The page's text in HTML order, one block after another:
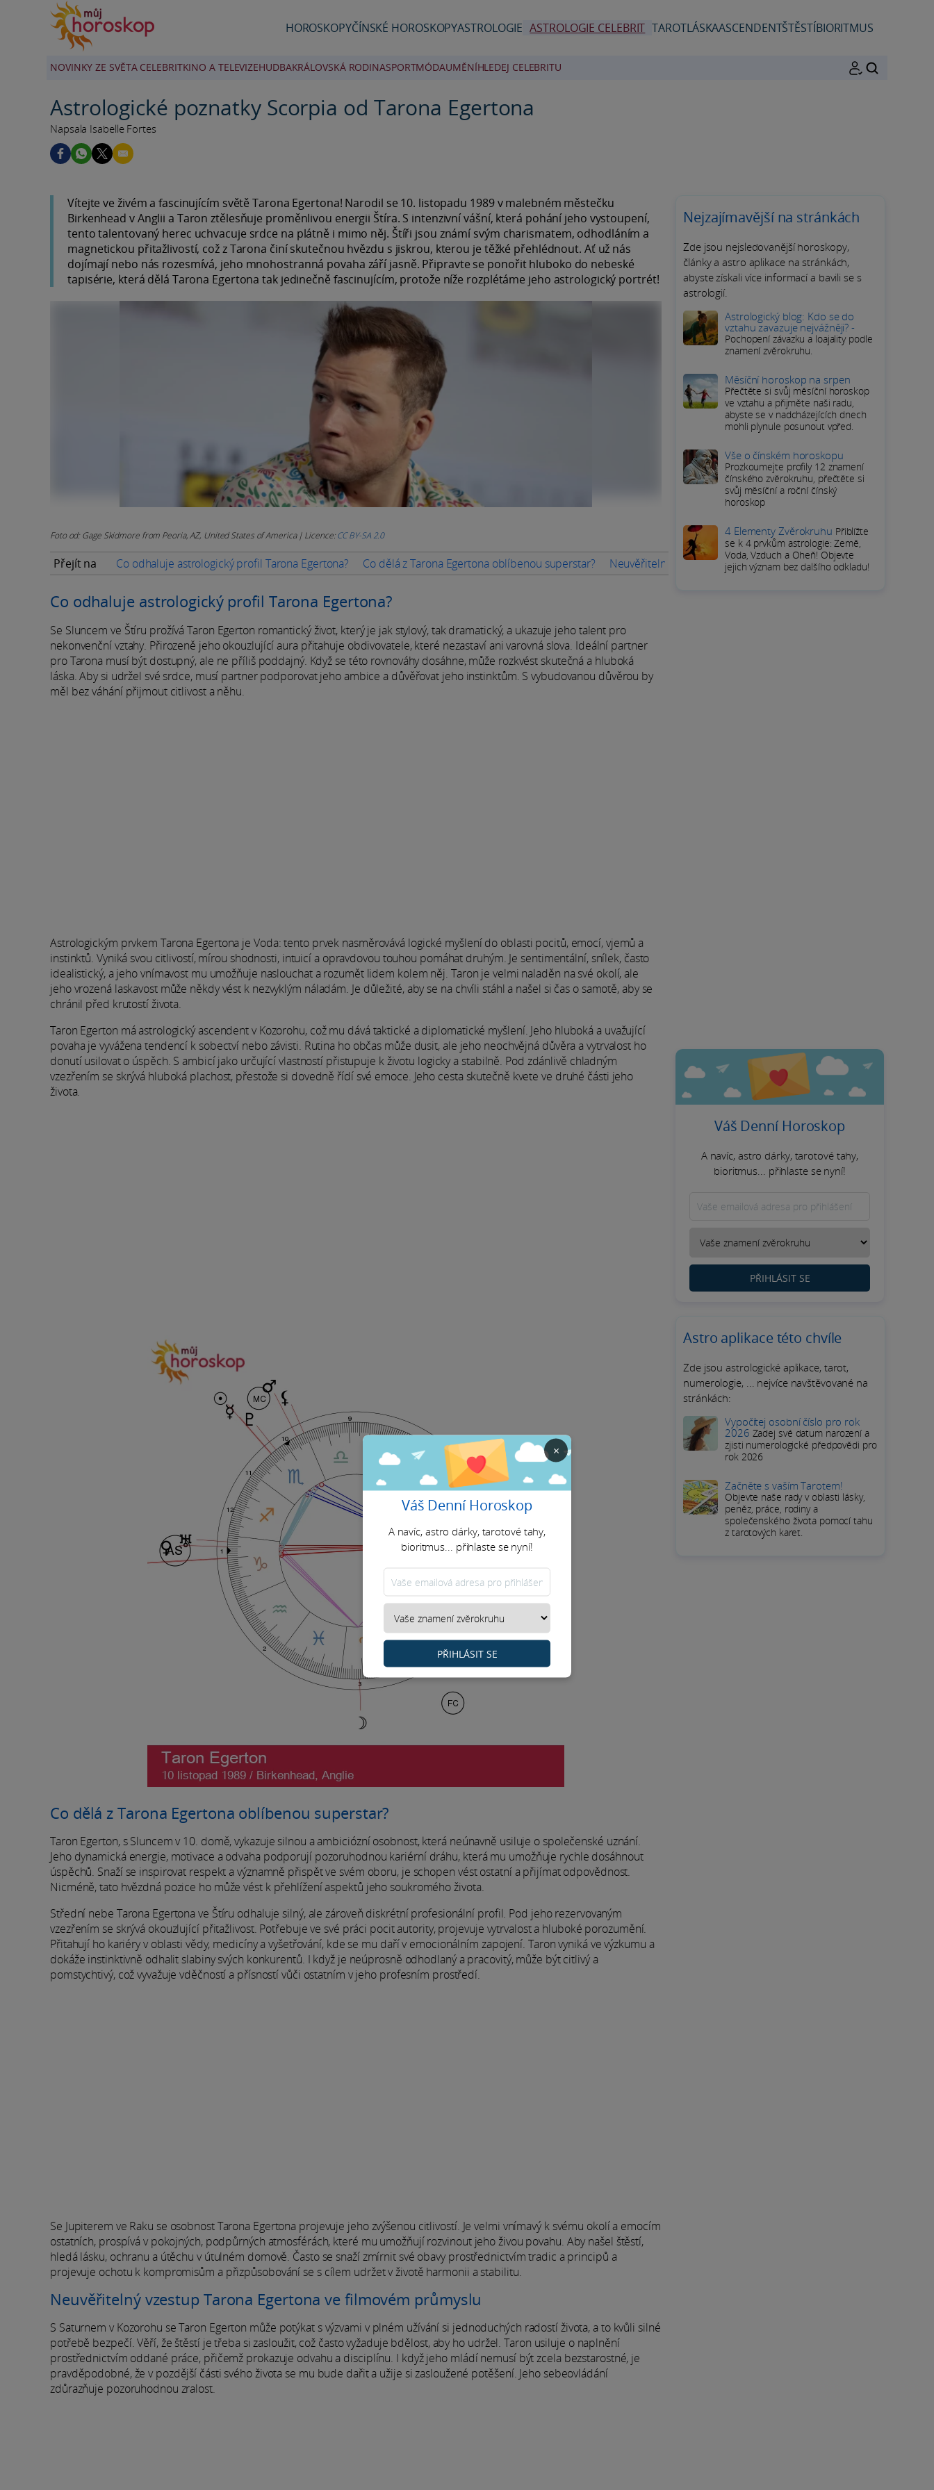
HOROSKOPYČÍNSKÉ HOROSKOPYASTROLOGIE ASTROLOGIE CELEBRIT TAROTLÁSKAASCENDENTŠTĚSTÍBIORITMUS
NOVINKY ZE SVĚTA CELEBRITKINO A TELEVIZEHUDBAKRÁLOVSKÁ RODINASPORTMÓDAUMĚNÍHLEDEJ CELEBRITU
Astrologické poznatky Scorpia od Tarona Egertona
Napsala Isabelle Fortes
Vítejte ve živém a fascinujícím světě Tarona Egertona! Narodil se 10. listopadu 1989 v malebném městečku
Birkenhead v Anglii a Taron ztělesňuje proměnlivou energii Štíra. S intenzivní vášní, která pohání jeho vystoupení,
tento talentovaný herec uchvacuje srdce na plátně i mimo něj. Štíři jsou známí svým charismatem, odhodláním a
magnetickou přitažlivostí, což z Tarona činí skutečnou hvězdu s jiskrou, kterou je těžké přehlédnout. Ať už nás
dojímají nebo nás rozesmívá, jeho mnohostranná povaha září jasně. Připravte se ponořit hluboko do nebeské
tapisérie, která dělá Tarona Egertona tak jedinečně fascinujícím, protože níže rozplétáme jeho astrologický portrét!
Foto od: Gage Skidmore from Peoria, AZ, United States of America | Licence:CC BY-SA 2.0
Přejít na Co odhaluje astrologický profil Tarona Egertona? Co dělá z Tarona Egertona oblíbenou superstar? Neuvěřitelný vzestup Tarona Egertona ve filmovém průmyslu
Co odhaluje astrologický profil Tarona Egertona?
Se Sluncem ve Štíru prožívá Taron Egerton romantický život, který je jak stylový, tak dramatický, a ukazuje jeho talent pro
nekonvenční vztahy. Přirozeně jeho okouzlující aura přitahuje obdivovatele, které nezastaví ani varovná slova. Ideální partner
pro Tarona musí být dostupný, ale ne příliš poddajný. Když se této rovnováhy dosáhne, může rozkvést skutečná a hluboká
láska. Aby si udržel své srdce, musí partner podporovat jeho ambice a důvěřovat jeho instinktům. S vybudovanou důvěrou by
měl bez váhání přijmout citlivost a něhu.
Astrologickým prvkem Tarona Egertona je Voda: tento prvek nasměrovává logické myšlení do oblasti pocitů, emocí, vjemů a
instinktů. Vyniká svou citlivostí, mírou shodnosti, intuicí a opravdovou touhou pomáhat druhým. Je sentimentální, snílek, často
idealistický, a jeho vnímavost mu umožňuje naslouchat a rozumět lidem kolem něj. Taron je velmi naladěn na své okolí, ale
jeho vrozená laskavost může někdy vést k nezvyklým náladám. Je důležité, aby se na chvíli stáhl a našel si čas o samotě, aby se
chránil před krutostí života.
Taron Egerton má astrologický ascendent v Kozorohu, což mu dává taktické a diplomatické myšlení. Jeho hluboká a uvažující
povaha je vyvážena tendencí k sobectví nebo závisti. Rutina ho občas může dusit, ale jeho neochvějná důvěra a vytrvalost ho
donutí usilovat o úspěch. S ambicí jako určující vlastností přistupuje k životu logicky a stabilně. Pod zdánlivě chladným
vzezřením se skrývá hluboká plachost, přestože si dovedně řídí své emoce. Jeho cesta skutečně kvete ve druhé části jeho
života.
Co dělá z Tarona Egertona oblíbenou superstar?
Taron Egerton, s Sluncem v 10. domě, vykazuje silnou a ambiciózní osobnost, která neúnavně usiluje o společenské uznání.
Jeho dynamická energie, motivace a odvaha podporují pozoruhodnou kariérní dráhu, která mu umožňuje rychle dosáhnout
úspěchů. Snaží se inspirovat respekt a významně přispět ve svém oboru, je schopen vést ostatní a přijímat odpovědnost.
Nicméně, tato hvězdná pozice ho může vést k přehlížení aspektů jeho soukromého života.
Střední nebe Tarona Egertona ve Štíru odhaluje silný, ale zároveň diskrétní profesionální profil. Pod jeho rezervovaným
vzezřením se skrývá okouzlující přitažlivost. Potřebuje ve své práci pocit autority, projevuje vytrvalost a hluboké porozumění.
Přitahují ho kariéry v oblasti vědy, medicíny a vyšetřování, kde se mu daří v emocionálním zapojení. Taron vyniká ve výzkumu a
dokáže instinktivně odhalit slabiny svých konkurentů. I když je neúprosně odhodlaný a pracovitý, může být citlivý a
pomstychtivý, což vyvažuje vděčností a přísností vůči ostatním v jeho profesním prostředí.
Se Jupiterem ve Raku se osobnost Tarona Egertona projevuje jeho zvýšenou citlivostí. Je velmi vnímavý k svému okolí a emocím
ostatních, prospívá v pokojných, podpůrných atmosférách, které mu umožňují rozvinout jeho živou povahu. Aby našel štěstí,
hledá lásku, ochranu a útěchu v útulném domově. Často se snaží zmírnit své obavy prostřednictvím tradic a principů a
projevuje ochotu k kompromisům a přizpůsobování se s cílem udržet v životě harmonii a stabilitu.
Neuvěřitelný vzestup Tarona Egertona ve filmovém průmyslu
S Saturnem v Kozorohu se Taron Egerton může potýkat s výzvami v plném užívání si jednoduchých radostí života, a to kvůli silné
potřebě bezpečí. Věří, že štěstí je třeba si zasloužit, což často vyžaduje bdělost, aby ho udržel. Taron usiluje o naplnění
prostřednictvím oddané práce, přičemž prokazuje odvahu a disciplínu. I když jeho mládí nemusí být zcela bezstarostné, je
pravděpodobné, že v pozdější části svého života se mu bude dařit a užije si zasloužené potěšení. Jeho sebeovládání
zdůrazňuje pozoruhodnou zralost.
Nejzajímavější na stránkách
Zde jsou nejsledovanější horoskopy,
články a astro aplikace na stránkách,
abyste získali více informací a bavili se s
astrologií.
Astrologický blog: Kdo se do
vztahu zavazuje nejvážněji? -
Pochopení závazku a loajality podle
znamení zvěrokruhu.
Měsíční horoskop na srpen
Přečtěte si svůj měsíční horoskop
ve vztahu a přijměte naši radu,
abyste se v nadcházejících dnech
mohli plynule posunout vpřed.
Vše o čínském horoskopu
Prozkoumejte profily 12 znamení
čínského zvěrokruhu, přečtěte si
svůj měsíční a roční čínský
horoskop
4 Elementy Zvěrokruhu Přiblížte
se k 4 prvkům astrologie: Země,
Voda, Vzduch a Oheň! Objevte
jejich význam bez dalšího odkladu!
Váš Denní Horoskop
A navíc, astro dárky, tarotové tahy,
bioritmus... přihlaste se nyní!
PŘIHLÁSIT SE
Astro aplikace této chvíle
Zde jsou astrologické aplikace, tarot,
numerologie, ... nejvíce navštěvované na
stránkách:
Vypočítej osobní číslo pro rok
2026 Zadej své datum narození a
zjisti numerologické předpovědi pro
rok 2026
Začněte s vaším Tarotem!
Objevte naše rady v oblasti lásky,
peněz, práce, rodiny a
společenského života pomocí tahu
z tarotových karet.
×
Váš Denní Horoskop
A navíc, astro dárky, tarotové tahy,
bioritmus... přihlaste se nyní!
PŘIHLÁSIT SE